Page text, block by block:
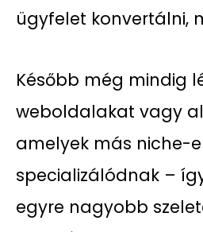
ügyfelet konvertálni,
Később még mindig
weboldalakat vagy
amelyek más niche-
specializálódnak –
egyre nagyobb